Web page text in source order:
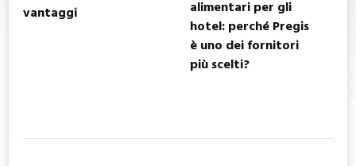
vantaggi
alimentari per gli
hotel: perché Pregis
è uno dei fornitori
più scelti?